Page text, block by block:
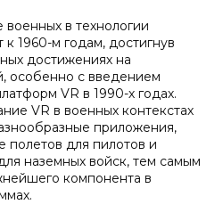
в технологии
1960-м годам, достигнув
достижениях на
особенно с введением
VR в 1990-х годах.
VR в военных контекстах
приложения,
полетов для пилотов и
наземных войск, тем самым
компонента в